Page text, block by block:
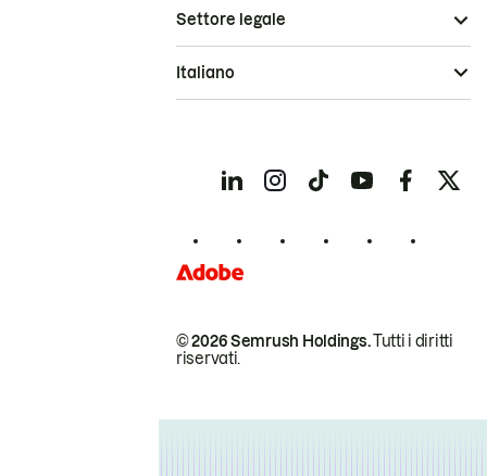
© 2026 Semrush Holdings.Tutti i diritti
riservati.
Settore legale
Italiano